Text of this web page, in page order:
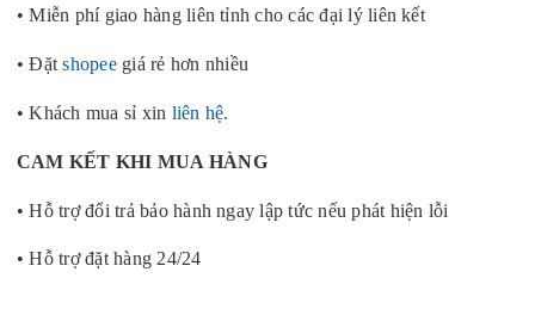
• Miễn phí giao hàng liên tỉnh cho các đại lý liên kết
• Đặtshopeegiá rẻ hơn nhiều
• Khách mua sỉ xin liên hệ.
CAM KẾT KHI MUA HÀNG
• Hỗ trợ đổi trả bảo hành ngay lập tức nếu phát hiện lỗi
• Hỗ trợ đặt hàng 24/24